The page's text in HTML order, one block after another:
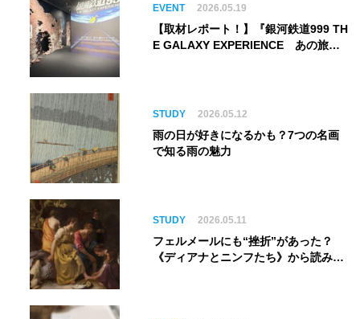
EVENT 2026.05.19
【取材レポート！】『銀河鉄道999 TH
E GALAXY EXPERIENCE あの旅
ム】
STUDY 2026.05.12
雨の日が好きになるかも？7つの名画
で知る雨の魅力
STUDY 2026.05.11
フェルメールにも“挫折”があった？
《ディアナとニンフたち》から読み解